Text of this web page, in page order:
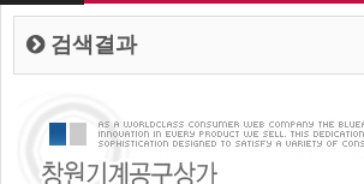
검색결과